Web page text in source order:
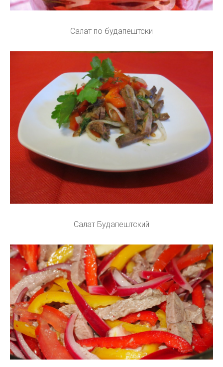
Салат по будапештски
Салат Будапештский